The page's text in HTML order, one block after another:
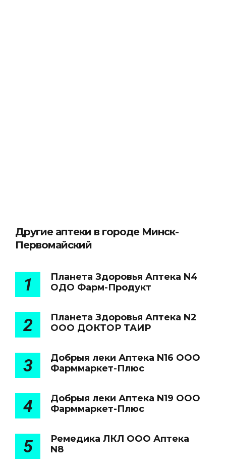
Другие аптеки в городе Минск-
Первомайский
1
Планета Здоровья Аптека N4
ОДО Фарм-Продукт
2
Планета Здоровья Аптека N2
ООО ДОКТОР ТАИР
3
Добрыя леки Аптека N16 ООО
Фарммаркет-Плюс
4
Добрыя леки Аптека N19 ООО
Фарммаркет-Плюс
5
Ремедика ЛКЛ ООО Аптека
N8